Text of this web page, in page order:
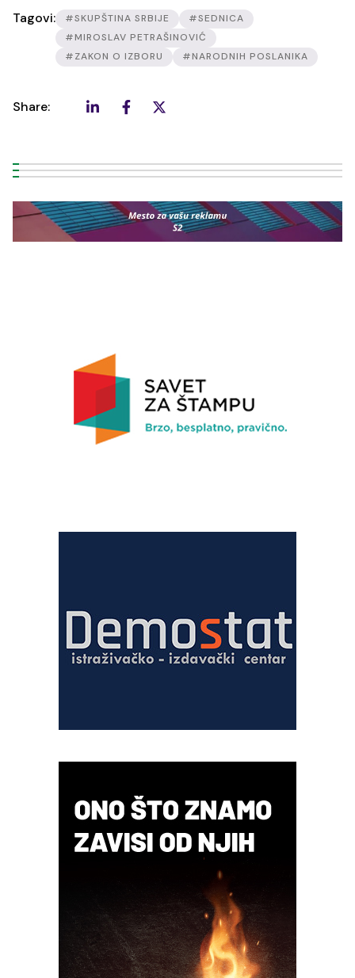
Tagovi: #SKUPŠTINA SRBIJE
#SEDNICA
#MIROSLAV PETRAŠINOVIĆ
#ZAKON O IZBORU
#NARODNIH POSLANIKA
Share: